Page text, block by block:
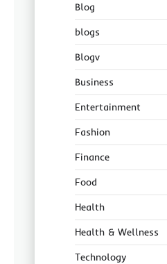
Blog
blogs
Blogv
Business
Entertainment
Fashion
Finance
Food
Health
Health & Wellness
Technology